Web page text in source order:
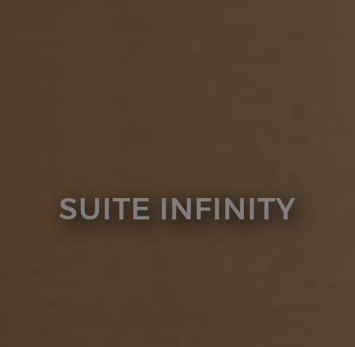
SUITE INFINITY